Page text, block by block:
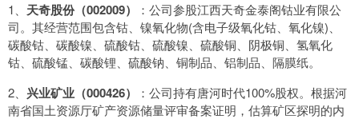
1、 天奇股份（002009）
：公司参股江西天奇金泰阁钴业有限公
司。其经营范围包含钴、镍氧化物(含电子级氧化钴、氧化镍)、
碳酸钴、碳酸镍、硫酸钴、硫酸镍、硫酸铜、阴极铜、氢氧化
钴、硫酸锰、碳酸锂、硫酸钠、铜制品、铝制品、隔膜纸。
2、 兴业矿业（000426）
：公司持有唐河时代100%股权。根据河
南省国土资源厅矿产资源储量评审备案证明，估算矿区探明的内